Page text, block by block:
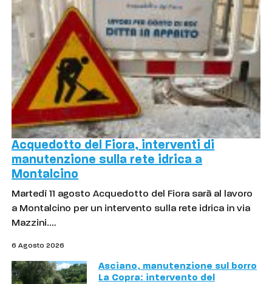
Acquedotto del Fiora, interventi di
manutenzione sulla rete idrica a
Montalcino
Martedì 11 agosto Acquedotto del Fiora sarà al lavoro
a Montalcino per un intervento sulla rete idrica in via
Mazzini.…
6 Agosto 2026
Asciano, manutenzione sul borro
La Copra: intervento del